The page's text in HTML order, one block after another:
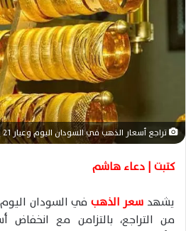
ر
ي
د
ا
إ
ل
ك
ت
ر
ا
تراجع أسعار الذهب في السودان اليوم وعيار 21 يواصل الانخفاض الثلاثاء 7 يوليو
كتبت | دعاء هاشم
يشهد سعر الذهب
من التراجع، بالتزامن مع